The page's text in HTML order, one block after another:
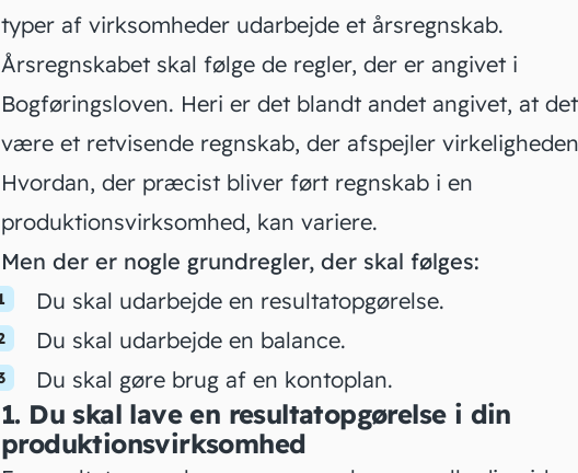
typer af virksomheder udarbejde et årsregnskab.
Årsregnskabet skal følge de regler, der er angivet i
Bogføringsloven. Heri er det blandt andet angivet, at
være et retvisende regnskab, der afspejler
Hvordan, der præcist bliver ført regnskab i en
produktionsvirksomhed, kan variere.
Men der er nogle grundregler, der skal følges:
Du skal udarbejde en resultatopgørelse.
Du skal udarbejde en balance.
Du skal gøre brug af en kontoplan.
1. Du skal lave en resultatopgørelse i din
produktionsvirksomhed